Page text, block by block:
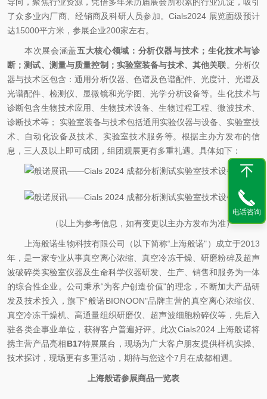
了众多业内厂商、经销商及科研人员参加。Cials2024 展览面级预计
达15000平方米，参展企业200家左右。
本次展会涵盖五大核心领域：分析仪器与技术；生化技术与诊
断；测试、测量与质量控制；实验室装备与技术、其他关联。分析仪
器与技术区包含：通用分析仪器、色谱及色谱配件、光度计、光谱及
光谱配件、检测仪、显微镜和光学图、光学分析设备等。生化技术与
诊断包含生物技术应用、生物技术设备、生物过程工程、微波技术、
诊断技术等； 实验室装备与技术包括通用实验仪器与设备、实验室技
术、自动化设备及技术、实验室技术服务等。根据主办方发布的信
息，三人及以上即可成团，组团观展更有多重礼遇。具体如下：
（以上为参考信息，如有变更以主办方发布为准）
上海般诺生物科技有限公司（以下简称“上海般诺"）成立于2013
年，是一家专业从事真空离心浓缩、真空冷冻干燥、研磨粉碎及超声
波破碎类实验室仪器及生命科学仪器研发、生产、销售和服务为一体
的综合性企业。公司秉承“为客户创造价值"的理念，不断加大产品研
发及技术投入，旗下“般诺BIONOON"品牌主营的真空离心浓缩仪、
真空冷冻干燥机、高通量组织研磨仪、超声波细胞粉碎仪等，先后入
驻各类企事业单位，获得客户普遍好评。此次Cials2024
上海般诺将
携主营产品亮相B17特展展台，现场为广大客户朋友提供样机实操、
技术探讨，现场更有多重活动，期待与您这个7 月在成都相遇。
上海般诺参展商品一览表
电话咨询